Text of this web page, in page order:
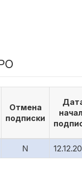
Отмена
подписки
N